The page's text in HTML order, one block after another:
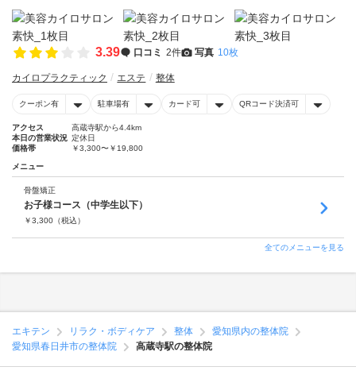
3.39 口コミ 2件 写真 10枚
カイロプラクティック エステ 整体
クーポン有 駐車場有 カード可 QRコード決済可
アクセス
高蔵寺駅から4.4km
本日の営業状況 定休日
価格帯
￥3,300〜￥19,800
メニュー
骨盤矯正
お子様コース（中学生以下）
￥3,300 （税込）
全てのメニューを見る
エキテン リラク・ボディケア 整体
愛知県内の整体院
愛知県春日井市の整体院
高蔵寺駅の整体院